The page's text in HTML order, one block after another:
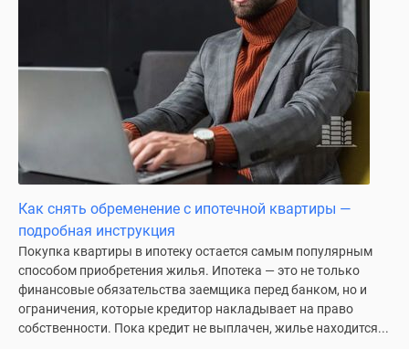
Как снять обременение с ипотечной квартиры —
подробная инструкция
Покупка квартиры в ипотеку остается самым популярным
способом приобретения жилья. Ипотека — это не только
финансовые обязательства заемщика перед банком, но и
ограничения, которые кредитор накладывает на право
собственности. Пока кредит не выплачен, жилье находится...